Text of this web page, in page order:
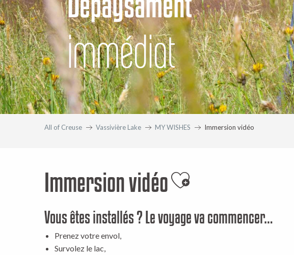
immédiat
All of Creuse Vassivière Lake MY WISHES Immersion vidéo
Immersion vidéoAjouter aux
Vous êtes installés ? Le voyage va commencer…
Prenez votre envol,
Survolez le lac,